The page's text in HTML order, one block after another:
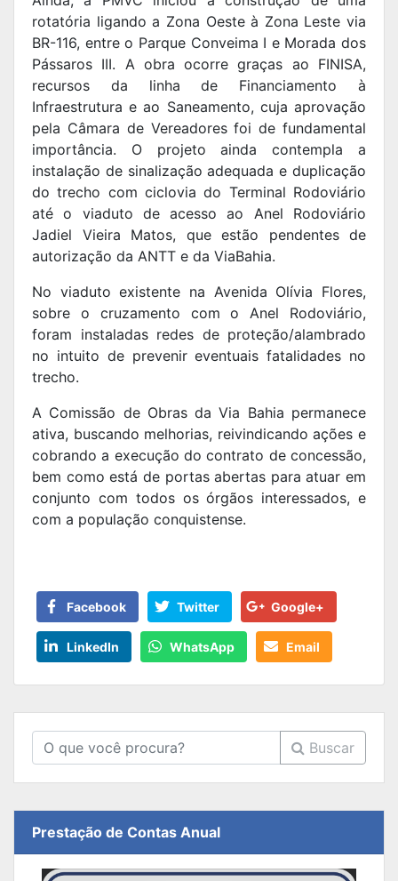
rotatória ligando a Zona Oeste à Zona Leste via
BR-116, entre o Parque Conveima I e Morada dos
Pássaros III. A obra ocorre graças ao FINISA,
recursos da linha de Financiamento à
Infraestrutura e ao Saneamento, cuja aprovação
pela Câmara de Vereadores foi de fundamental
importância. O projeto ainda contempla a
instalação de sinalização adequada e duplicação
do trecho com ciclovia do Terminal Rodoviário
até o viaduto de acesso ao Anel Rodoviário
Jadiel Vieira Matos, que estão pendentes de
autorização da ANTT e da ViaBahia.
No viaduto existente na Avenida Olívia Flores,
sobre o cruzamento com o Anel Rodoviário,
foram instaladas redes de proteção/alambrado
no intuito de prevenir eventuais fatalidades no
trecho.
A Comissão de Obras da Via Bahia permanece
ativa, buscando melhorias, reivindicando ações e
cobrando a execução do contrato de concessão,
bem como está de portas abertas para atuar em
conjunto com todos os órgãos interessados, e
com a população conquistense.
Facebook Twitter Google+
LinkedIn WhatsApp Email
Buscar
Prestação de Contas Anual